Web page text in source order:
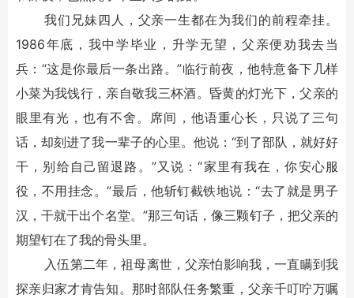
我们兄妹四人，父亲一生都在为我们的前程牵挂。
1986年底，我中学毕业，升学无望，父亲便劝我去当
兵：“这是你最后一条出路。”临行前夜，他特意备下几样
小菜为我饯行，亲自敬我三杯酒。昏黄的灯光下，父亲的
眼里有光，也有不舍。席间，他语重心长，只说了三句
话，却刻进了我一辈子的心里。他说：“到了部队，就好好
干，别给自己留退路。”又说：“家里有我在，你安心服
役，不用挂念。”最后，他斩钉截铁地说：“去了就是男子
汉，干就干出个名堂。”那三句话，像三颗钉子，把父亲的
期望钉在了我的骨头里。
入伍第二年，祖母离世，父亲怕影响我，一直瞒到我
探亲归家才肯告知。那时部队任务繁重，父亲千叮咛万嘱